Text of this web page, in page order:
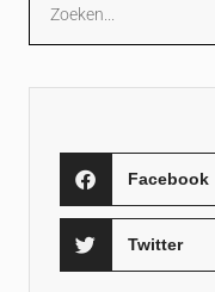
Facebook
Twitter